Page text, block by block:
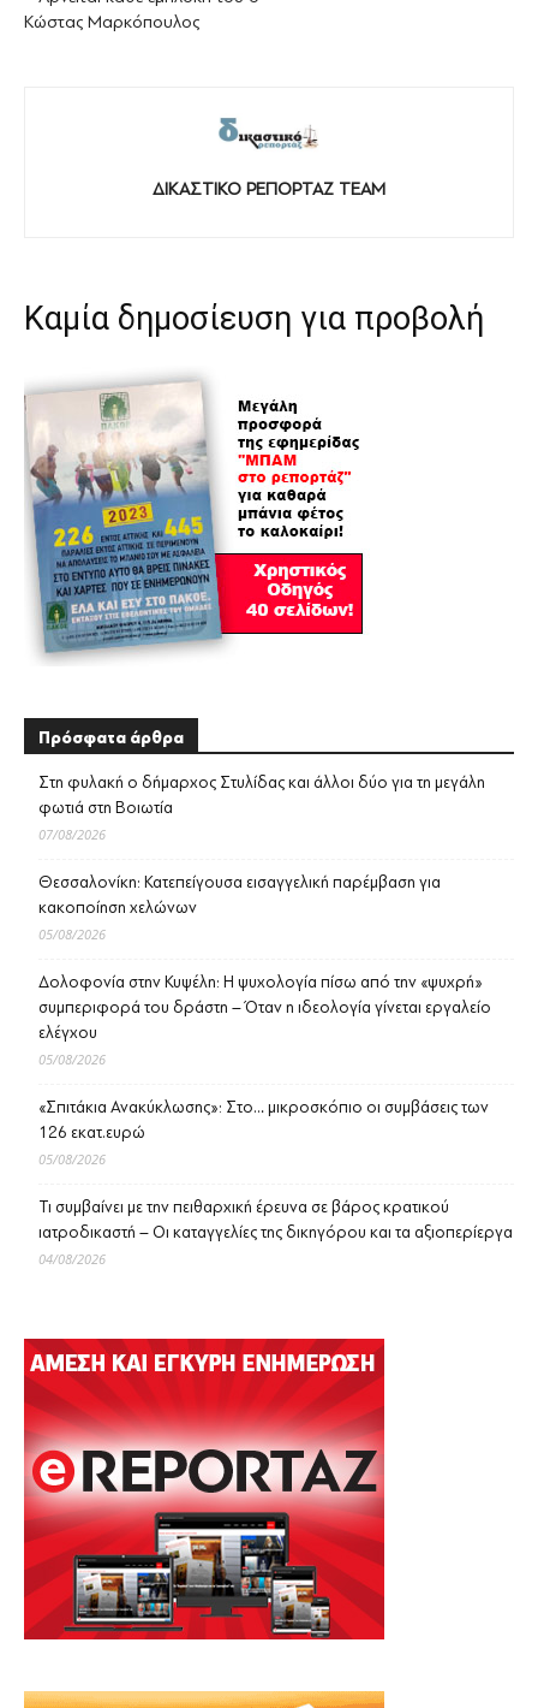
Κώστας Μαρκόπουλος
ΔΙΚΑΣΤΙΚΟ ΡΕΠΟΡΤΑΖ TEAM
Καμία δημοσίευση για προβολή
Πρόσφατα άρθρα
Στη φυλακή ο δήμαρχος Στυλίδας και άλλοι δύο για τη μεγάλη
φωτιά στη Βοιωτία
07/08/2026
Θεσσαλονίκη: Κατεπείγουσα εισαγγελική παρέμβαση για
κακοποίηση χελώνων
05/08/2026
Δολοφονία στην Κυψέλη: Η ψυχολογία πίσω από την «ψυχρή»
συμπεριφορά του δράστη – Όταν η ιδεολογία γίνεται εργαλείο
ελέγχου
05/08/2026
«Σπιτάκια Ανακύκλωσης»: Στο… μικροσκόπιο οι συμβάσεις των
126 εκατ.ευρώ
05/08/2026
Τι συμβαίνει με την πειθαρχική έρευνα σε βάρος κρατικού
ιατροδικαστή – Οι καταγγελίες της δικηγόρου και τα αξιοπερίεργα
04/08/2026